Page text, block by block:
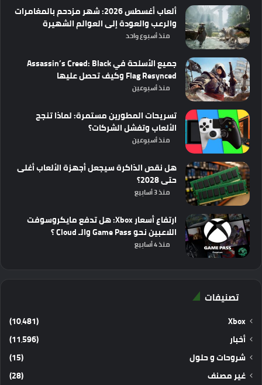
ألعاب أغسطس 2026: شهر مزدحم بالمغامرات
والرعب والعودة إلى العوالم الشهيرة
منذ أسبوع واحد
جميع الأسلحة في Assassin’s Creed: Black
Flag Resynced وكيف تحصل عليها
منذ أسبوعين
تسريحات المطورين مستمرة: لماذا تنجح
الألعاب وتفشل الشركات؟
منذ أسبوعين
هل نقص الذاكرة سيجعل أجهزة الألعاب أغلى
حتى 2028؟
منذ 3 أسابيع
ارتفاع أسعار Xbox: هل تدفع مايكروسوفت
اللاعبين نحو Game Pass والـ Cloud ؟
منذ 4 أسابيع
تصنيفات
Xbox
(10٬481)
أخبار
(11٬596)
شروحات و حلول
(15)
غير مصنف
(28)